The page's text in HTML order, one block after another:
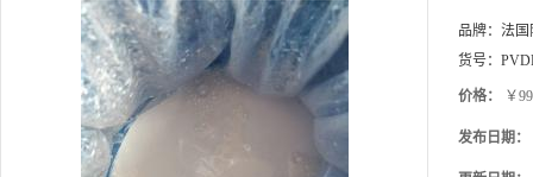
价格：
发布日期：
更新日期：